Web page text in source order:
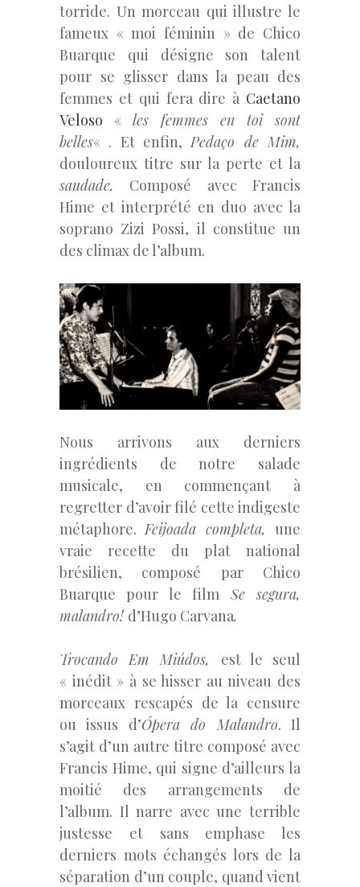
torride. Un morceau qui illustre le
fameux « moi féminin » de Chico
Buarque qui désigne son talent
pour se glisser dans la peau des
femmes et qui fera dire à Caetano
Veloso « les femmes en toi sont
belles« . Et enfin,Pedaço de Mim,
douloureux titre sur la perte et la
saudade. Composé avec Francis
Hime et interprété en duo avec la
soprano Zizi Possi, il constitue un
des climax de l’album.
Nous arrivons aux derniers
ingrédients de notre salade
musicale, en commençant à
regretter d’avoir filé cette indigeste
métaphore. Feijoada completa, une
vraie recette du plat national
brésilien, composé par Chico
Buarque pour le film Se segura,
malandro! d’Hugo Carvana.
Trocando Em Miúdos, est le seul
« inédit » à se hisser au niveau des
morceaux rescapés de la censure
ou issus d’Ópera do Malandro. Il
s’agit d’un autre titre composé avec
Francis Hime, qui signe d’ailleurs la
moitié des arrangements de
l’album. Il narre avec une terrible
justesse et sans emphase les
derniers mots échangés lors de la
séparation d’un couple, quand vient